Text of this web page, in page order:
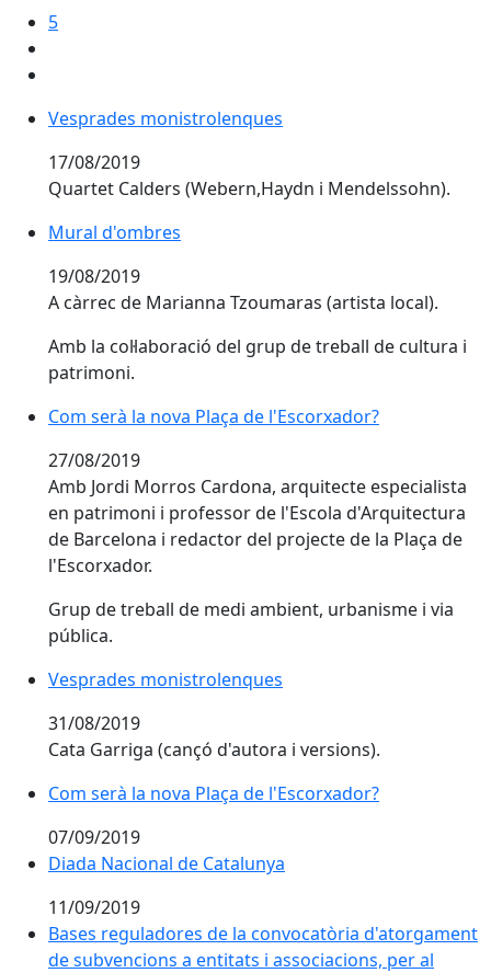
5
Vesprades monistrolenques
Vesprades monistrolenques
17/08/2019
Quartet Calders (Webern,Haydn i Mendelssohn).
Mural d'ombres
Mural d'ombres
19/08/2019
A càrrec de Marianna Tzoumaras (artista local).
Amb la col·laboració del grup de treball de cultura i
patrimoni.
Com serà la nova Plaça de l'Escorxador?
Com serà la nova Plaça de l'Escorxador?
27/08/2019
Amb Jordi Morros Cardona, arquitecte especialista
en patrimoni i professor de l'Escola d'Arquitectura
de Barcelona i redactor del projecte de la Plaça de
l'Escorxador.
Grup de treball de medi ambient, urbanisme i via
pública.
Vesprades monistrolenques
Vesprades monistrolenques
31/08/2019
Cata Garriga (cançó d'autora i versions).
Com serà la nova Plaça de l'Escorxador?
Com serà la nova Plaça de l'Escorxador?
07/09/2019
Diada Nacional de Catalunya
Diada Nacional de Catalunya
11/09/2019
Bases reguladores de la convocatòria d'atorgament
de subvencions a entitats i associacions, per al